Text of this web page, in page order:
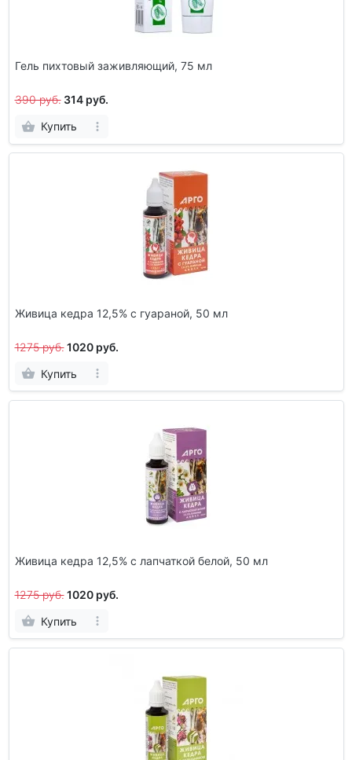
Гель пихтовый заживляющий, 75 мл
390 руб. 314 руб.
Купить
Живица кедра 12,5% с гуараной, 50 мл
1275 руб. 1020 руб.
Купить
Живица кедра 12,5% с лапчаткой белой, 50 мл
1275 руб. 1020 руб.
Купить